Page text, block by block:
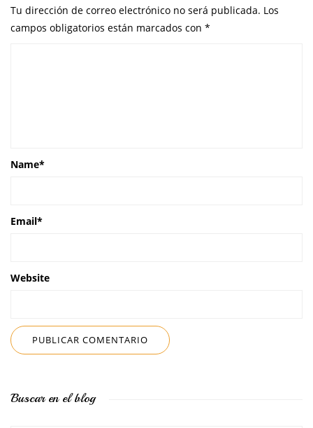
Tu dirección de correo electrónico no será publicada. Los
campos obligatorios están marcados con *
Name*
Email*
Website
Buscar en el blog